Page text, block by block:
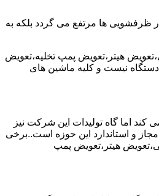
ظرفشویی ها مرتفع می گردد بلکه به
هیتر،تعویض پمپ تخلیه،تعویض
نیست و کلیه ماشین های
اما گاه تولیدات این شرکت نیز
و استاندارد این حوزه است..برخی
هیتر،تعویض پمپ